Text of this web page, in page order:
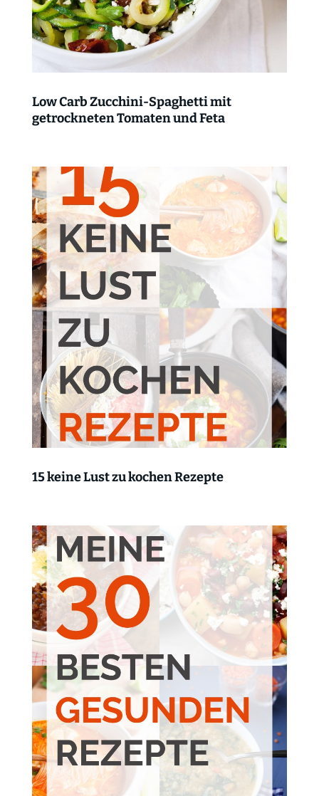
Low Carb Zucchini-Spaghetti mit
getrockneten Tomaten und Feta
15 keine Lust zu kochen Rezepte